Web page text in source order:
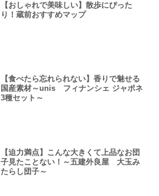
【おしゃれで美味しい】散歩にぴった
り！蔵前おすすめマップ
【食べたら忘れられない】香りで魅せる
国産素材～unis フィナンシェ ジャポネ
3種セット～
【迫力満点】こんな大きくて上品なお団
子見たことない！～五建外良屋 大玉み
たらし団子～